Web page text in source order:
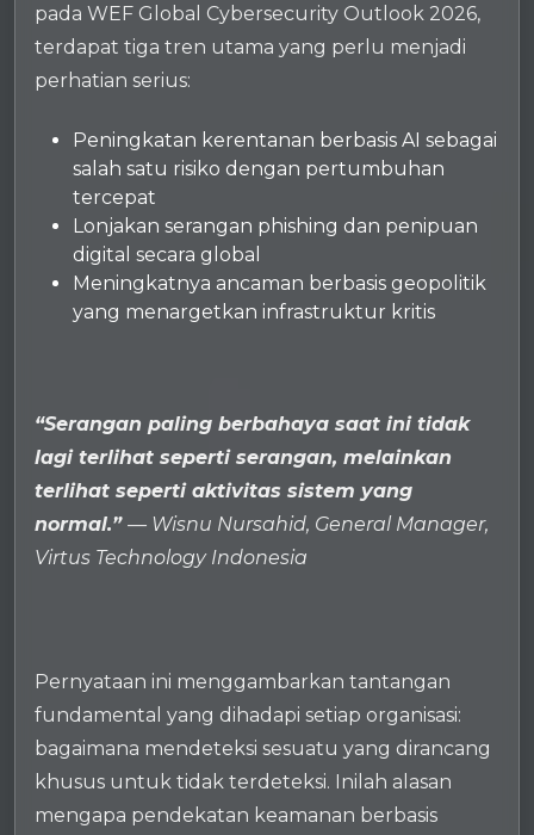
pada WEF Global Cybersecurity Outlook 2026,
terdapat tiga tren utama yang perlu menjadi
perhatian serius:
Peningkatan kerentanan berbasis AI sebagai
salah satu risiko dengan pertumbuhan
tercepat
Lonjakan serangan phishing dan penipuan
digital secara global
Meningkatnya ancaman berbasis geopolitik
yang menargetkan infrastruktur kritis
“Serangan paling berbahaya saat ini tidak
lagi terlihat seperti serangan, melainkan
terlihat seperti aktivitas sistem yang
normal.” — Wisnu Nursahid, General Manager,
Virtus Technology Indonesia
Pernyataan ini menggambarkan tantangan
fundamental yang dihadapi setiap organisasi:
bagaimana mendeteksi sesuatu yang dirancang
khusus untuk tidak terdeteksi. Inilah alasan
mengapa pendekatan keamanan berbasis